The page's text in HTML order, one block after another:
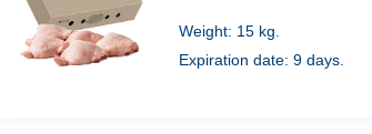
Weight: 15 kg.
Expiration date: 9 days.